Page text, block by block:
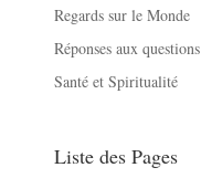
Regards sur le Monde
Réponses aux questions
Santé et Spiritualité
Liste des Pages